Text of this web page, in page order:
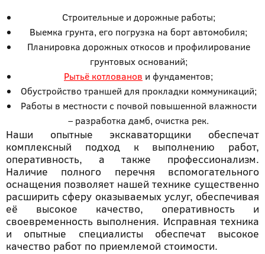
Строительные и дорожные работы;
Выемка грунта, его погрузка на борт автомобиля;
Планировка дорожных откосов и профилирование
грунтовых оснований;
Рытьё котлованов и фундаментов;
Обустройство траншей для прокладки коммуникаций;
Работы в местности с почвой повышенной влажности
– разработка дамб, очистка рек.
Наши опытные экскаваторщики обеспечат
комплексный подход к выполнению работ,
оперативность, а также профессионализм.
Наличие полного перечня вспомогательного
оснащения позволяет нашей технике существенно
расширить сферу оказываемых услуг, обеспечивая
её высокое качество, оперативность и
своевременность выполнения. Исправная техника
и опытные специалисты обеспечат высокое
качество работ по приемлемой стоимости.